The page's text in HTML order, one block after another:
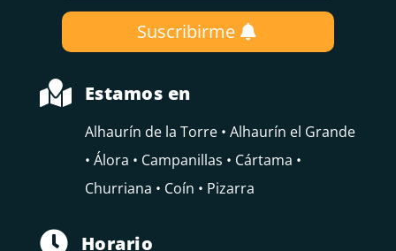
Suscribirme
 Estamos en
Alhaurín de la Torre • Alhaurín el Grande
• Álora • Campanillas • Cártama •
Churriana • Coín • Pizarra
 Horario